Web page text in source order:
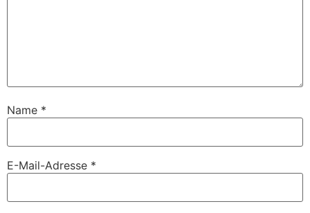
Name *
E-Mail-Adresse *